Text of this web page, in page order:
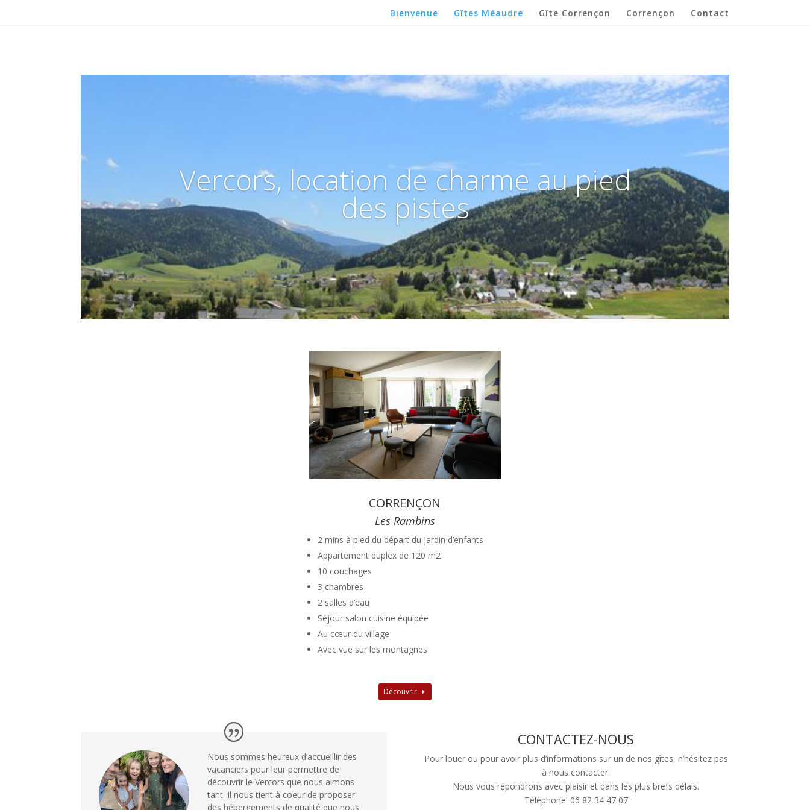
Bienvenue Gîtes Méaudre Gîte Corrençon Corrençon Contact
Vercors, location de charme au pied
des pistes
CORRENÇON
Les Rambins
2 mins à pied du départ du jardin d’enfants
Appartement duplex de 120 m2
10 couchages
3 chambres
2 salles d’eau
Séjour salon cuisine équipée
Au cœur du village
Avec vue sur les montagnes
Découvrir
Nous sommes heureux d’accueillir des
vacanciers pour leur permettre de
découvrir le Vercors que nous aimons
tant. Il nous tient à coeur de proposer
des hébergements de qualité que nous
CONTACTEZ-NOUS
Pour louer ou pour avoir plus d’informations sur un de nos gîtes, n’hésitez pas
à nous contacter.
Nous vous répondrons avec plaisir et dans les plus brefs délais.
Téléphone: 06 82 34 47 07